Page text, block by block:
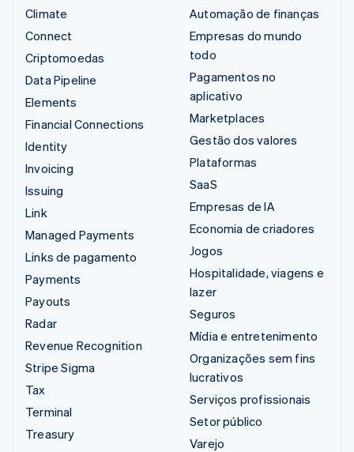
Climate
Connect
Criptomoedas
Data Pipeline
Elements
Financial Connections
Identity
Invoicing
Issuing
Link
Managed Payments
Links de pagamento
Payments
Payouts
Radar
Revenue Recognition
Stripe Sigma
Tax
Terminal
Treasury
Automação de finanças
Empresas do mundo
todo
Pagamentos no
aplicativo
Marketplaces
Gestão dos valores
Plataformas
SaaS
Empresas de IA
Economia de criadores
Jogos
Hospitalidade, viagens e
lazer
Seguros
Mídia e entretenimento
Organizações sem fins
lucrativos
Serviços profissionais
Setor público
Varejo